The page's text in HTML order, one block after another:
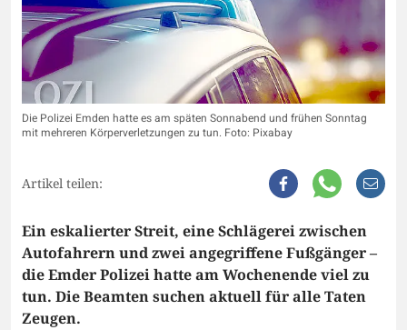
Die Polizei Emden hatte es am späten Sonnabend und frühen Sonntag
mit mehreren Körperverletzungen zu tun. Foto: Pixabay
Artikel teilen:
Ein eskalierter Streit, eine Schlägerei zwischen
Autofahrern und zwei angegriffene Fußgänger –
die Emder Polizei hatte am Wochenende viel zu
tun. Die Beamten suchen aktuell für alle Taten
Zeugen.